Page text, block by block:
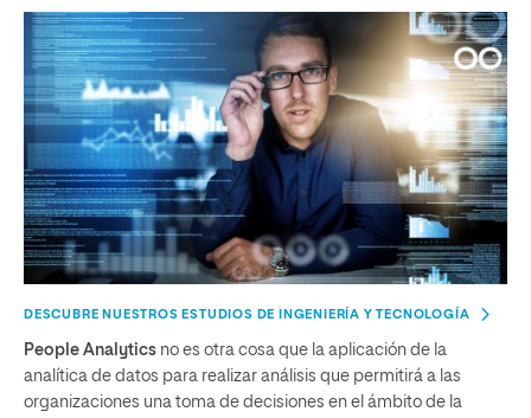
DESCUBRE NUESTROS ESTUDIOS DE INGENIERÍA Y TECNOLOGÍA
People Analytics no es otra cosa que la aplicación de la
analítica de datos para realizar análisis que permitirá a las
organizaciones una toma de decisiones en el ámbito de la